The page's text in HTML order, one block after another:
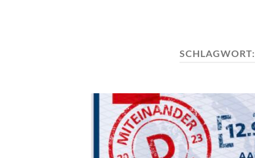
SCHLAGWORT: